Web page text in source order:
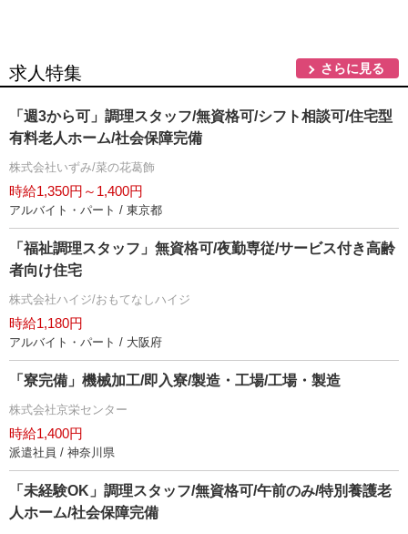
求人特集 さらに見る
「週3から可」調理スタッフ/無資格可/シフト相談可/住宅型
有料老人ホーム/社会保障完備
株式会社いずみ/菜の花葛飾
時給1,350円～1,400円
アルバイト・パート / 東京都
「福祉調理スタッフ」無資格可/夜勤専従/サービス付き高齢
者向け住宅
株式会社ハイジ/おもてなしハイジ
時給1,180円
アルバイト・パート / 大阪府
「寮完備」機械加工/即入寮/製造・工場/工場・製造
株式会社京栄センター
時給1,400円
派遣社員 / 神奈川県
「未経験OK」調理スタッフ/無資格可/午前のみ/特別養護老
人ホーム/社会保障完備